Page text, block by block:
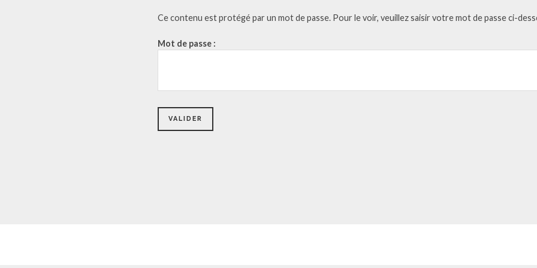
Ce contenu est protégé par un mot de passe. Pour le voir, veuillez saisir votre mot de passe ci-
Mot de passe :